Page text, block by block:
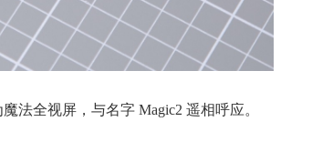
法全视屏，与名字 Magic2 遥相呼应。